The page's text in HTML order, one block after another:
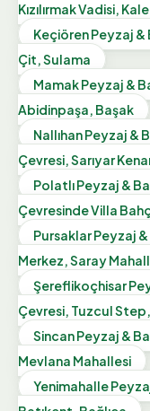
Kızılırmak Vadisi,
Keçiören Peyzaj &
Çit, Sulama
Mamak Peyzaj &
Abidinpaşa, Başak
Nallıhan Peyzaj &
Çevresi, Sarıyar
Polatlı Peyzaj &
Çevresinde Villa
Pursaklar Peyzaj
Merkez, Saray
Şereflikoçhisar
Çevresi, Tuzcul
Sincan Peyzaj &
Mevlana Mahallesi
Yenimahalle